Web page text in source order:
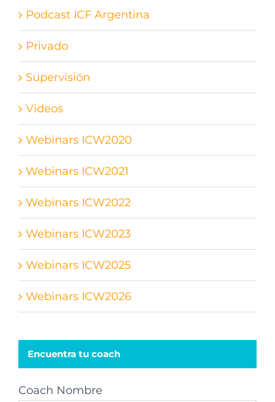
Podcast ICF Argentina
Privado
Supervisión
Videos
Webinars ICW2020
Webinars ICW2021
Webinars ICW2022
Webinars ICW2023
Webinars ICW2025
Webinars ICW2026
Encuentra tu coach
Coach Nombre